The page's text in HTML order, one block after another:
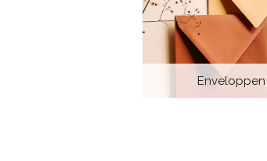
Enveloppen